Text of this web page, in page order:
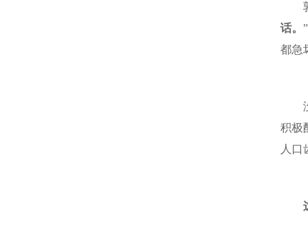
话。
都急
积极
人口